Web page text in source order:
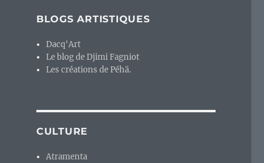
BLOGS ARTISTIQUES
Dacq'Art
Le blog de Djimi Fagniot
Les créations de Péhä.
CULTURE
Atramenta